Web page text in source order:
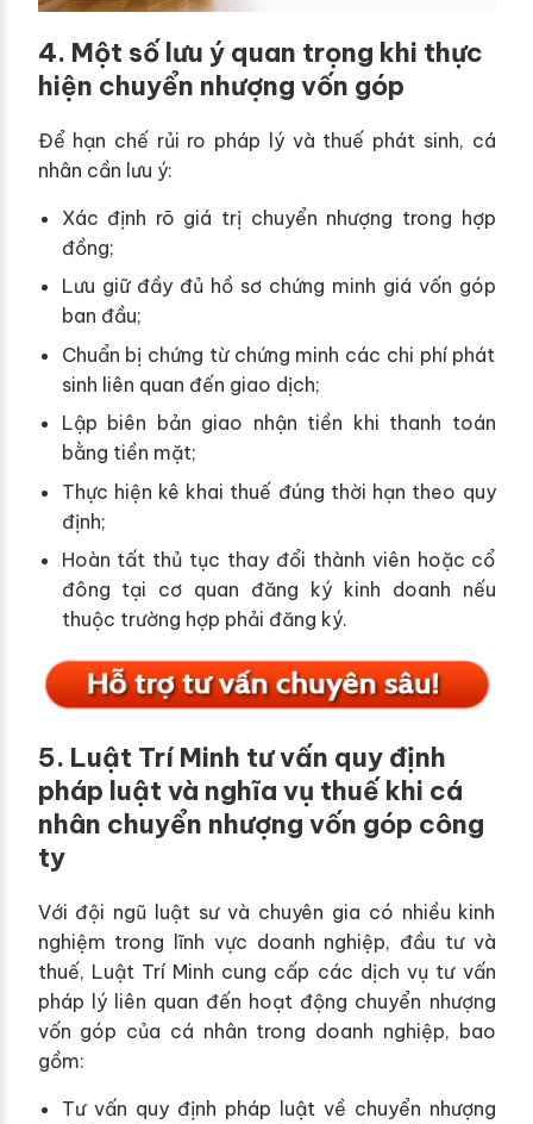
4. Một số lưu ý quan trọng khi thực
hiện chuyển nhượng vốn góp
Để hạn chế rủi ro pháp lý và thuế phát sinh, cá
nhân cần lưu ý:
Xác định rõ giá trị chuyển nhượng trong hợp
đồng;
Lưu giữ đầy đủ hồ sơ chứng minh giá vốn góp
ban đầu;
Chuẩn bị chứng từ chứng minh các chi phí phát
sinh liên quan đến giao dịch;
Lập biên bản giao nhận tiền khi thanh toán
bằng tiền mặt;
Thực hiện kê khai thuế đúng thời hạn theo quy
định;
Hoàn tất thủ tục thay đổi thành viên hoặc cổ
đông tại cơ quan đăng ký kinh doanh nếu
thuộc trường hợp phải đăng ký.
5. Luật Trí Minh tư vấn quy định
pháp luật và nghĩa vụ thuế khi cá
nhân chuyển nhượng vốn góp công
ty
Với đội ngũ luật sư và chuyên gia có nhiều kinh
nghiệm trong lĩnh vực doanh nghiệp, đầu tư và
thuế, Luật Trí Minh cung cấp các dịch vụ tư vấn
pháp lý liên quan đến hoạt động chuyển nhượng
vốn góp của cá nhân trong doanh nghiệp, bao
gồm:
Tư vấn quy định pháp luật về chuyển nhượng